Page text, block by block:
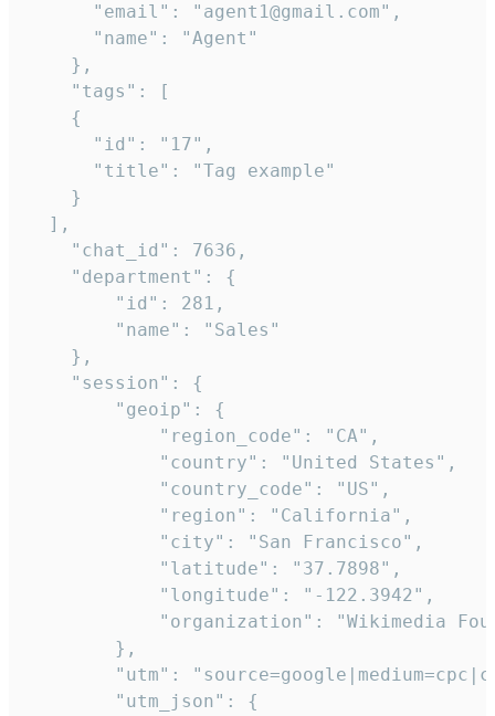
      "email": "agent1@gmail.com",
      "name": "Agent"
    },
    "tags": [
    {
      "id": "17",
      "title": "Tag example"
    }
  ],
    "chat_id": 7636,
    "department": {
        "id": 281,
        "name": "Sales"
    },
    "session": {
        "geoip": {
            "region_code": "CA",
            "country": "United States",
            "country_code": "US",
            "region": "California",
            "city": "San Francisco",
            "latitude": "37.7898",
            "longitude": "-122.3942",
"organization": "Wikimedia
        },
"utm":
        "utm_json": {